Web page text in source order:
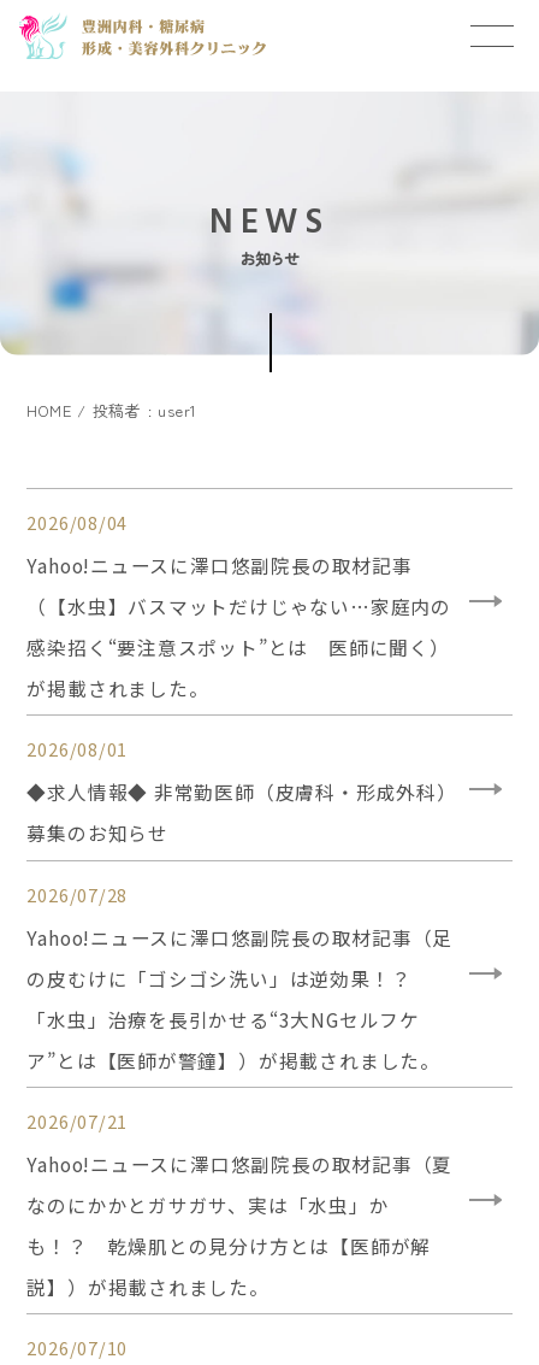
NEWS
お知らせ
HOME 投稿者 : user1
2026/08/04
Yahoo!ニュースに澤口悠副院長の取材記事
（【水虫】バスマットだけじゃない…家庭内の
感染招く“要注意スポット”とは 医師に聞く）
が掲載されました。
2026/08/01
◆求人情報◆ 非常勤医師（皮膚科・形成外科）
募集のお知らせ
2026/07/28
Yahoo!ニュースに澤口悠副院長の取材記事（足
の皮むけに「ゴシゴシ洗い」は逆効果！？
「水虫」治療を長引かせる“3大NGセルフケ
ア”とは【医師が警鐘】）が掲載されました。
2026/07/21
Yahoo!ニュースに澤口悠副院長の取材記事（夏
なのにかかとガサガサ、実は「水虫」か
も！？ 乾燥肌との見分け方とは【医師が解
説】）が掲載されました。
2026/07/10